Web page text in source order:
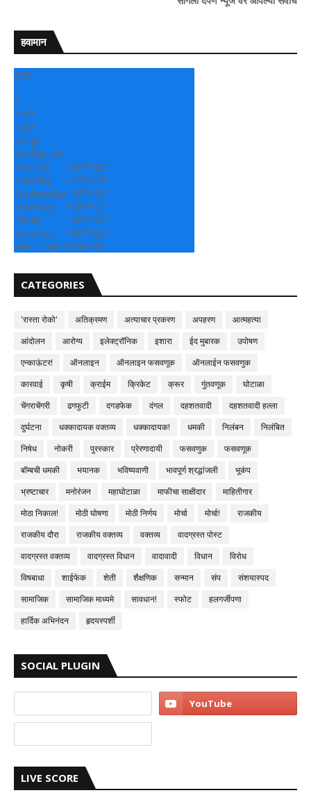
हवामान
+28
°
C
+29°
+22°
Sangli
Sunday, 09
Monday
+29°+22°
Tuesday
+29°+21°
Wednesday+29°+21°
Thursday
+28°+22°
Friday
+28°+22°
Saturday
+28°+22°
See 7-Day Forecast
CATEGORIES
'रास्ता रोको' अतिक्रमण अत्याचार प्रकरण अपहरण
आत्महत्या
आंदोलन
आरोग्य इलेक्ट्रॉनिक इशारा ईद मुबारक
उपोषण
एन्काऊंटर!
ऑनलाइन ऑनलाइन फसवणूक
ऑनलाईन फसवणुक
कारवाई
कृषी क्राईम क्रिकेट क्रूर गुंतवणूक
घोटाळा
चेंगराचेंगरी
ढगफुटी दगडफेक दंगल दहशतवादी
दहशतवादी हल्ला
दुर्घटना
धक्कादायक वक्तव्य धक्कादायक! धमकी निलंबन
निलंबित
निषेध
नोकरी पुरस्कार प्रेरणादायी फसवणुक
फसवणूक
बॉम्बची धमकी
भयानक भविष्यवाणी भावपूर्ण श्रद्धांजली
भूकंप
भ्रष्टाचार
मनोरंजन महाघोटाळा माफीचा साक्षीदार
माहितीगार
मोठा निकाल!
मोठी घोषणा मोठी निर्णय मोर्चा मोर्चा!
राजकीय
राजकीय दौरा
राजकीय वक्तव्य वक्तव्य
वादग्रस्त पोस्ट
वादग्रस्त वक्तव्य
वादग्रस्त विधान वादावादी विधान
विरोध
विषबाधा
शाईफेक शेती शैक्षणिक सन्मान संप
संशयास्पद
सामाजिक
सामाजिक माध्यमे सावधान! स्फोट
हलगर्जीपणा
हार्दिक अभिनंदन
हृदयस्पर्शी
SOCIAL PLUGIN
LIVE SCORE